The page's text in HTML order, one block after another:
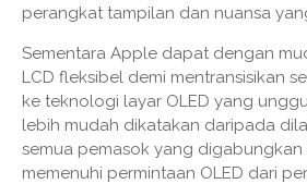
perangkat tampilan dan nuansa
Sementara Apple dapat dengan
LCD fleksibel demi mentransisikan
ke teknologi layar OLED yang
lebih mudah dikatakan daripada
semua pemasok yang
memenuhi permintaan OLED dari